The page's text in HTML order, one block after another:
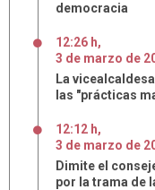
democracia
12:26 h,
3 de marzo de
La
las "prácticas
12:12 h,
3 de marzo de
Dimite el
por la trama de